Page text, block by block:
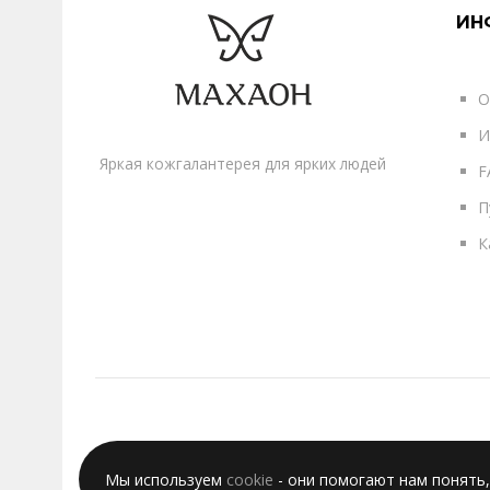
Яркая кожгалантерея для ярких людей
Мы используем cookie - они помогают нам